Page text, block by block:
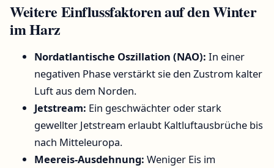
Weitere Einflussfaktoren auf den Winter
im Harz
Nordatlantische Oszillation (NAO): In einer
negativen Phase verstärkt sie den Zustrom kalter
Luft aus dem Norden.
Jetstream: Ein geschwächter oder stark
gewellter Jetstream erlaubt Kaltluftausbrüche bis
nach Mitteleuropa.
Meereis-Ausdehnung: Weniger Eis im